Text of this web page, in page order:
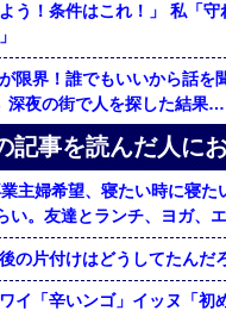
う！条件はこれ！」 私「
限界！誰でもいいから話を
深夜の街で人を探した結果…
記事を読んだ人に
主婦希望、寝たい時に寝た
い。友達とランチ、ヨガ、
の片付けはどうしてたんだ
イ「辛いンゴ」イッヌ「初